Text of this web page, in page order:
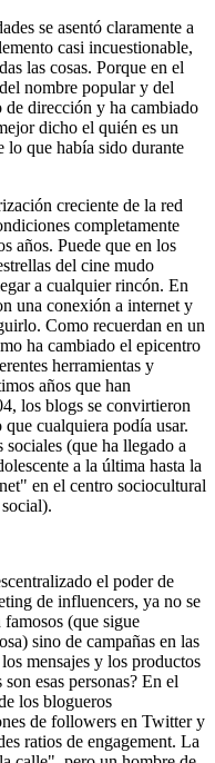
se asentó claramente a
casi incuestionable,
las cosas. Porque en el
nombre popular y del
dirección y ha cambiado
dicho el quién es un
lo que había sido durante
creciente de la red
completamente
años. Puede que en los
del cine mudo
a cualquier rincón. En
una conexión a internet y
Como recuerdan en un
ha cambiado el epicentro
herramientas y
años que han
los blogs se convirtieron
cualquiera podía usar.
(que ha llegado a
a la última hasta la
en el centro sociocultural
el poder de
de influencers, ya no se
(que sigue
sino de campañas en las
mensajes y los productos
esas personas? En el
los blogueros
de followers en Twitter y
ratios de engagement. La